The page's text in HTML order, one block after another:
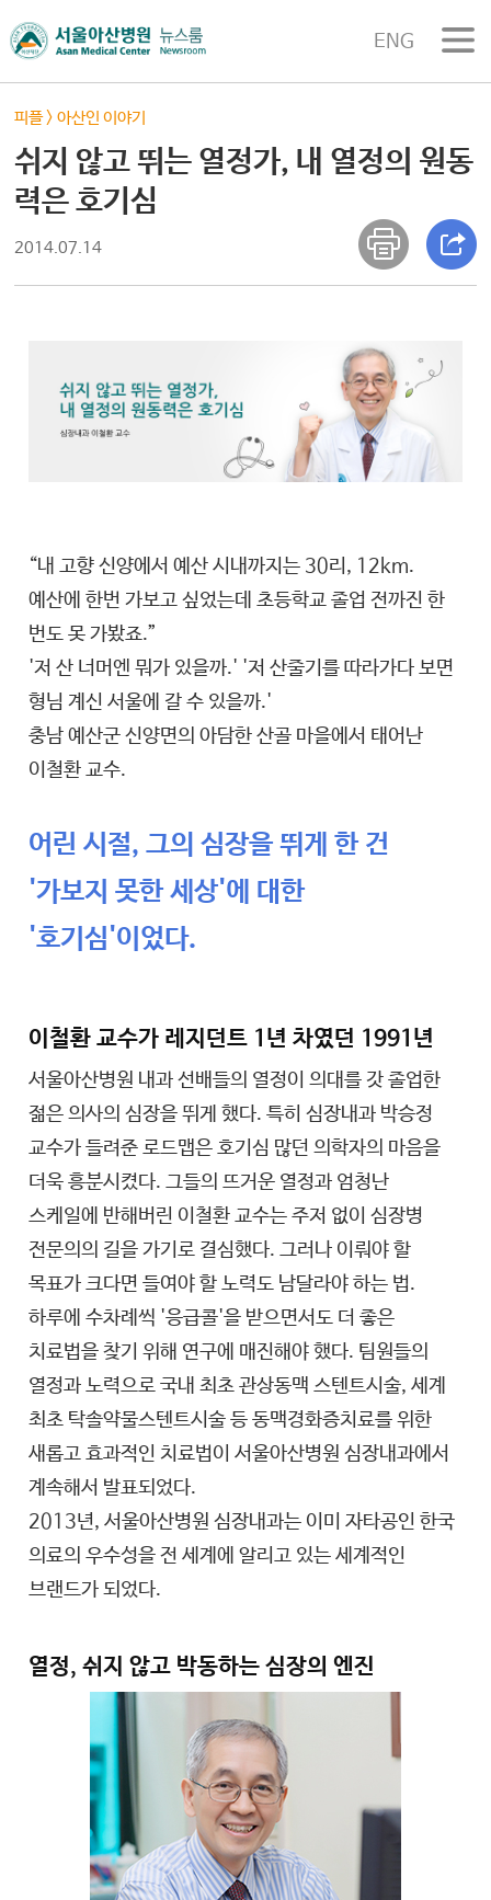
ENG
피플>아산인 이야기
쉬지 않고 뛰는 열정가, 내 열정의 원동
력은 호기심
2014.07.14
“내 고향 신양에서 예산 시내까지는 30리, 12km.
예산에 한번 가보고 싶었는데 초등학교 졸업 전까진 한
번도 못 가봤죠.”
'저 산 너머엔 뭐가 있을까.' '저 산줄기를 따라가다 보면
형님 계신 서울에 갈 수 있을까.'
충남 예산군 신양면의 아담한 산골 마을에서 태어난
이철환 교수.
어린 시절, 그의 심장을 뛰게 한 건
'가보지 못한 세상'에 대한
'호기심'이었다.
이철환 교수가 레지던트 1년 차였던 1991년
서울아산병원 내과 선배들의 열정이 의대를 갓 졸업한
젊은 의사의 심장을 뛰게 했다. 특히 심장내과 박승정
교수가 들려준 로드맵은 호기심 많던 의학자의 마음을
더욱 흥분시켰다. 그들의 뜨거운 열정과 엄청난
스케일에 반해버린 이철환 교수는 주저 없이 심장병
전문의의 길을 가기로 결심했다. 그러나 이뤄야 할
목표가 크다면 들여야 할 노력도 남달라야 하는 법.
하루에 수차례씩 '응급콜'을 받으면서도 더 좋은
치료법을 찾기 위해 연구에 매진해야 했다. 팀원들의
열정과 노력으로 국내 최초 관상동맥 스텐트시술, 세계
최초 탁솔약물스텐트시술 등 동맥경화증치료를 위한
새롭고 효과적인 치료법이 서울아산병원 심장내과에서
계속해서 발표되었다.
2013년, 서울아산병원 심장내과는 이미 자타공인 한국
의료의 우수성을 전 세계에 알리고 있는 세계적인
브랜드가 되었다.
열정, 쉬지 않고 박동하는 심장의 엔진